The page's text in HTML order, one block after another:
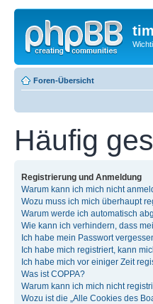
Foren-Übersicht
Häufig
Registrierung und Anmeldung
Warum kann ich mich nicht
Wozu muss ich mich überhaupt
Warum werde ich automatisch
Wie kann ich verhindern, dass
Ich habe mein Passwort
Ich habe mich registriert, kann
Ich habe mich vor einiger Zeit
Was ist COPPA?
Warum kann ich mich nicht
Wozu ist die „Alle Cookies des